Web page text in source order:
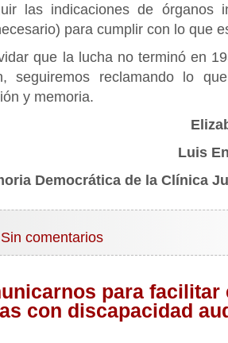
las indicaciones de órganos
para cumplir con lo que
que la lucha no terminó en
seguiremos reclamando lo
y memoria.
Luis
Democrática de la Clínica
Sin comentarios
para facilitar
con discapacidad